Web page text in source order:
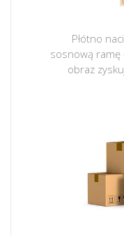
Płótno
sosnową ramę
obraz